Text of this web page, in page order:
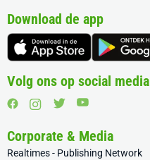
Download de app
Volg ons op social media
Corporate & Media
Realtimes - Publishing Network